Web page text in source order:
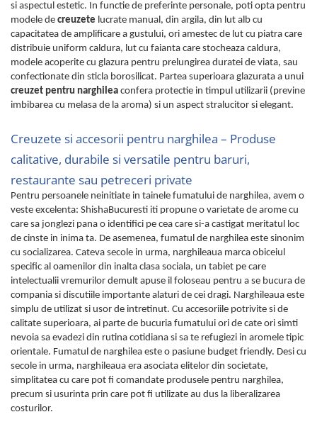
si aspectul estetic. In functie de preferinte personale, poti opta pentru
modele de creuzete lucrate manual, din argila, din lut alb cu
capacitatea de amplificare a gustului, ori amestec de lut cu piatra care
distribuie uniform caldura, lut cu faianta care stocheaza caldura,
modele acoperite cu glazura pentru prelungirea duratei de viata, sau
confectionate din sticla borosilicat. Partea superioara glazurata a unui
creuzet pentru narghilea confera protectie in timpul utilizarii (previne
imbibarea cu melasa de la aroma) si un aspect stralucitor si elegant.
Creuzete si accesorii pentru narghilea – Produse
calitative, durabile si versatile pentru baruri,
restaurante sau petreceri private
Pentru persoanele neinitiate in tainele fumatului de narghilea, avem o
veste excelenta: ShishaBucuresti iti propune o varietate de arome cu
care sa jonglezi pana o identifici pe cea care si-a castigat meritatul loc
de cinste in inima ta. De asemenea, fumatul de narghilea este sinonim
cu socializarea. Cateva secole in urma, narghileaua marca obiceiul
specific al oamenilor din inalta clasa sociala, un tabiet pe care
intelectualii vremurilor demult apuse il foloseau pentru a se bucura de
compania si discutiile importante alaturi de cei dragi. Narghileaua este
simplu de utilizat si usor de intretinut. Cu accesoriile potrivite si de
calitate superioara, ai parte de bucuria fumatului ori de cate ori simti
nevoia sa evadezi din rutina cotidiana si sa te refugiezi in aromele tipic
orientale. Fumatul de narghilea este o pasiune budget friendly. Desi cu
secole in urma, narghileaua era asociata elitelor din societate,
simplitatea cu care pot fi comandate produsele pentru narghilea,
precum si usurinta prin care pot fi utilizate au dus la liberalizarea
costurilor.